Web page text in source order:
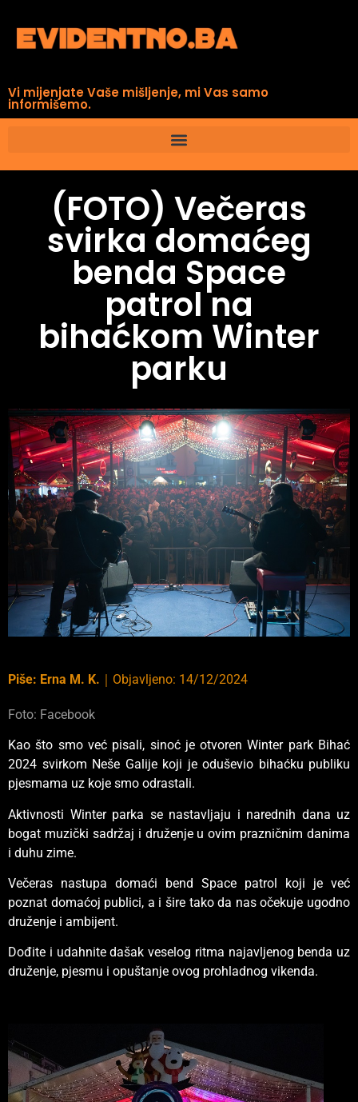
Vi mijenjate Vaše mišljenje, mi Vas samo
informišemo.
(FOTO) Večeras
svirka domaćeg
benda Space
patrol na
bihaćkom Winter
parku
Piše: Erna M. K. ｜ Objavljeno: 14/12/2024
Foto: Facebook
Kao što smo već pisali, sinoć je otvoren Winter park Bihać
2024 svirkom Neše Galije koji je oduševio bihaćku publiku
pjesmama uz koje smo odrastali.
Aktivnosti Winter parka se nastavljaju i narednih dana uz
bogat muzički sadržaj i druženje u ovim prazničnim danima
i duhu zime.
Večeras nastupa domaći bend Space patrol koji je već
poznat domaćoj publici, a i šire tako da nas očekuje ugodno
druženje i ambijent.
Dođite i udahnite dašak veselog ritma najavljenog benda uz
druženje, pjesmu i opuštanje ovog prohladnog vikenda.